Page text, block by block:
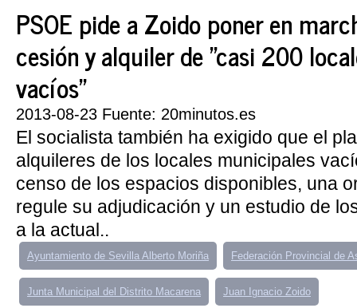
PSOE pide a Zoido poner en
cesión y alquiler de "casi 200
vacíos"
2013-08-23 Fuente: 20minutos.es
El socialista también ha exigido que el
alquileres de los locales municipales
censo de los espacios disponibles, una
regule su adjudicación y un estudio de
a la actual..
Ayuntamiento de Sevilla Alberto Moriña Federación Provincial de
Junta Municipal del Distrito Macarena Juan Ignacio Zoido